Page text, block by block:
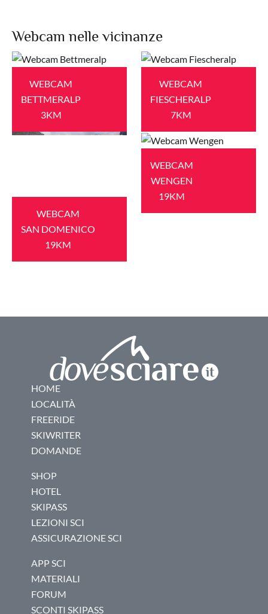
Webcam nelle vicinanze
WEBCAM
BETTMERALP
3KM
WEBCAM
FIESCHERALP
7KM
WEBCAM
SAN DOMENICO
19KM
WEBCAM
WENGEN
19KM
HOME
LOCALITÀ
FREERIDE
SKIWRITER
DOMANDE
SHOP
HOTEL
SKIPASS
LEZIONI SCI
ASSICURAZIONE SCI
APP SCI
MATERIALI
FORUM
SCONTI SKIPASS